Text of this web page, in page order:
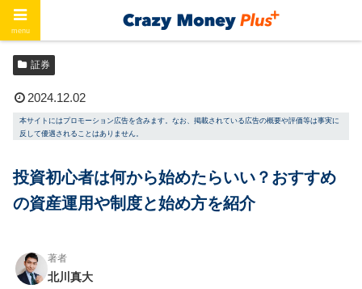
証券
2024.12.02
本サイトにはプロモーション広告を含みます。なお、掲載されている広告の概要や評価等は事実に
反して優遇されることはありません。
投資初心者は何から始めたらいい？おすすめ
の資産運用や制度と始め方を紹介
著者
北川真大
menu